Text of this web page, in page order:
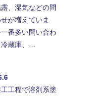
、湿気などの問
が増えていま
番多い問い合わ
冷蔵庫、…
工程で溶剤系塗